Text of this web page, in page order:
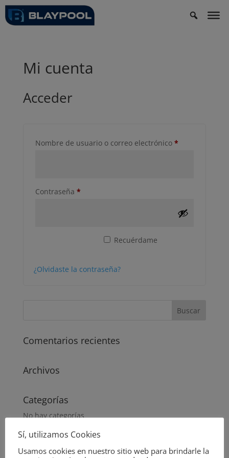
Mi cuenta
Acceder
Nombre de usuario o correo electrónico *Obligatorio
Contraseña *Obligatorio
Recuérdame
¿Olvidaste la contraseña?
Comentarios recientes
Archivos
Categorías
No hay categorías
Meta
Sí, utilizamos Cookies
Usamos cookies en nuestro sitio web para brindarle la